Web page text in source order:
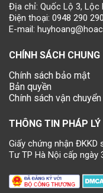
Địa chỉ: Quốc Lộ 3, Lộc
Điện thoại: 0948 290 290
E-mail:
CHÍNH SÁCH CHUNG
Chính sách bảo mật
Bản quyền
Chính sách vận chuyển
THÔNG TIN PHÁP LÝ
Giấy chứng nhận ĐKKD
Tư TP Hà Nội cấp ngày